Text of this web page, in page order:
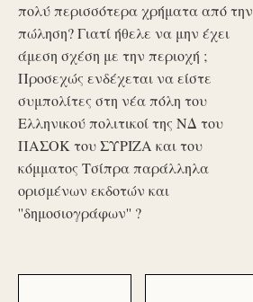
πολύ περισσότερα χρήματα από την
πώληση? Γιατί ήθελε να μην έχει
άμεση σχέση με την περιοχή ;
Προσεχώς ενδέχεται να είστε
συμπολίτες στη νέα πόλη του
Ελληνικού πολιτικοί της ΝΔ του
ΠΑΣΟΚ του ΣΥΡΙΖΑ και του
κόμματος Τσίπρα παράλληλα
ορισμένων εκδοτών και
''δημοσιογράφων'' ?